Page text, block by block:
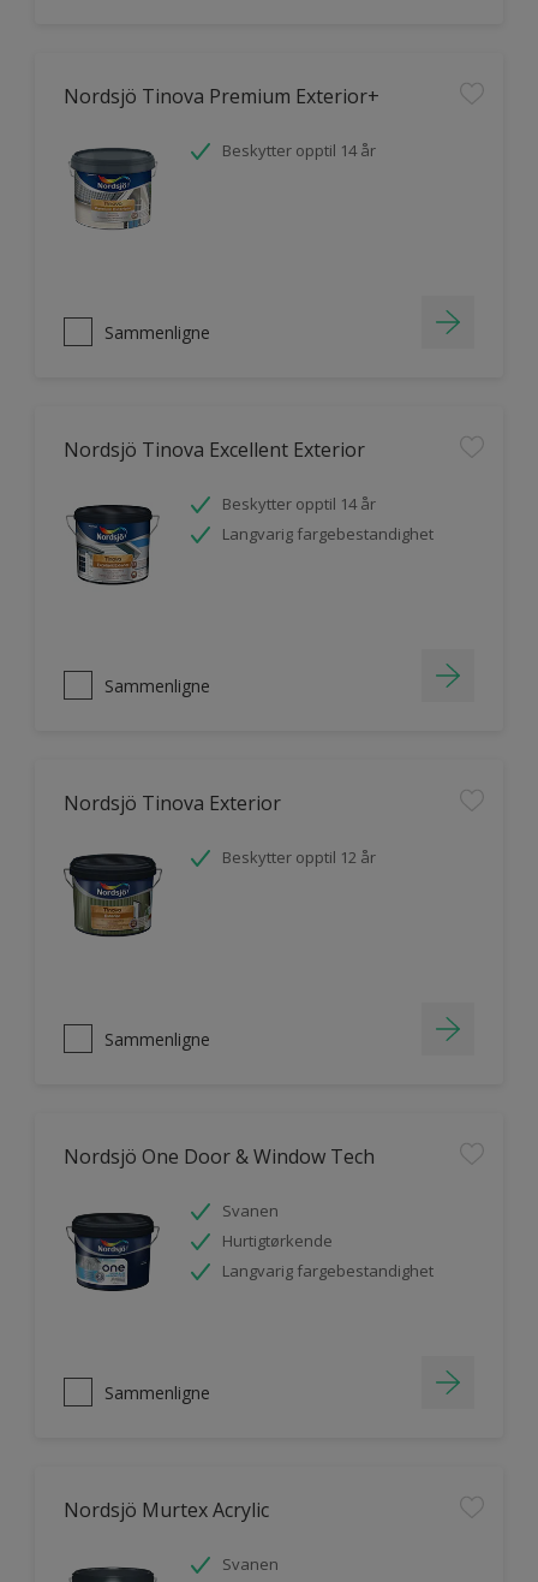
Nordsjö Tinova Premium Exterior+
Beskytter opptil 14 år
Sammenligne
Nordsjö Tinova Excellent Exterior
Beskytter opptil 14 år
Langvarig fargebestandighet
Sammenligne
Nordsjö Tinova Exterior
Beskytter opptil 12 år
Sammenligne
Nordsjö One Door & Window Tech
Svanen
Hurtigtørkende
Langvarig fargebestandighet
Sammenligne
Nordsjö Murtex Acrylic
Svanen